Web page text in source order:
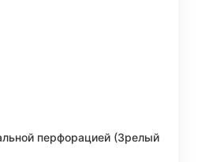
перфорацией (Зрелый